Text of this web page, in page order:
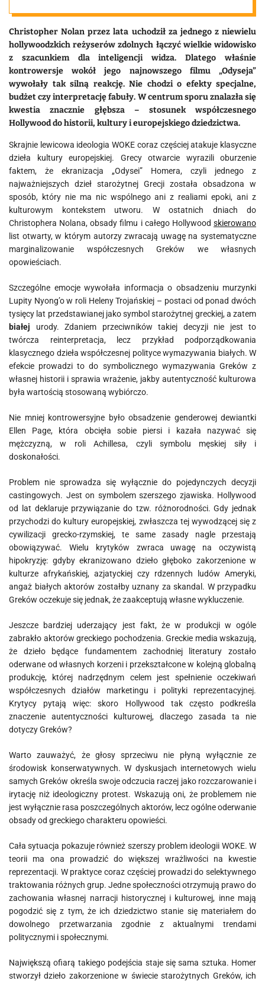
Christopher Nolan przez lata uchodził za jednego z niewielu
hollywoodzkich reżyserów zdolnych łączyć wielkie widowisko
z szacunkiem dla inteligencji widza. Dlatego właśnie
kontrowersje wokół jego najnowszego filmu „Odyseja”
wywołały tak silną reakcję. Nie chodzi o efekty specjalne,
budżet czy interpretację fabuły. W centrum sporu znalazła się
kwestia znacznie głębsza – stosunek współczesnego
Hollywood do historii, kultury i europejskiego dziedzictwa.
Skrajnie lewicowa ideologia WOKE coraz częściej atakuje klasyczne
dzieła kultury europejskiej. Grecy otwarcie wyrazili oburzenie
faktem, że ekranizacja „Odysei” Homera, czyli jednego z
najważniejszych dzieł starożytnej Grecji została obsadzona w
sposób, który nie ma nic wspólnego ani z realiami epoki, ani z
kulturowym kontekstem utworu. W ostatnich dniach do
Christophera Nolana, obsady filmu i całego Hollywood skierowano
list otwarty, w którym autorzy zwracają uwagę na systematyczne
marginalizowanie współczesnych Greków we własnych
opowieściach.
Szczególne emocje wywołała informacja o obsadzeniu murzynki
Lupity Nyong’o w roli Heleny Trojańskiej – postaci od ponad dwóch
tysięcy lat przedstawianej jako symbol starożytnej greckiej, a zatem
białej urody. Zdaniem przeciwników takiej decyzji nie jest to
twórcza reinterpretacja, lecz przykład podporządkowania
klasycznego dzieła współczesnej polityce wymazywania białych. W
efekcie prowadzi to do symbolicznego wymazywania Greków z
własnej historii i sprawia wrażenie, jakby autentyczność kulturowa
była wartością stosowaną wybiórczo.
Nie mniej kontrowersyjne było obsadzenie genderowej dewiantki
Ellen Page, która obcięła sobie piersi i kazała nazywać się
mężczyzną, w roli Achillesa, czyli symbolu męskiej siły i
doskonałości.
Problem nie sprowadza się wyłącznie do pojedynczych decyzji
castingowych. Jest on symbolem szerszego zjawiska. Hollywood
od lat deklaruje przywiązanie do tzw. różnorodności. Gdy jednak
przychodzi do kultury europejskiej, zwłaszcza tej wywodzącej się z
cywilizacji grecko-rzymskiej, te same zasady nagle przestają
obowiązywać. Wielu krytyków zwraca uwagę na oczywistą
hipokryzję: gdyby ekranizowano dzieło głęboko zakorzenione w
kulturze afrykańskiej, azjatyckiej czy rdzennych ludów Ameryki,
angaż białych aktorów zostałby uznany za skandal. W przypadku
Greków oczekuje się jednak, że zaakceptują własne wykluczenie.
Jeszcze bardziej uderzający jest fakt, że w produkcji w ogóle
zabrakło aktorów greckiego pochodzenia. Greckie media wskazują,
że dzieło będące fundamentem zachodniej literatury zostało
oderwane od własnych korzeni i przekształcone w kolejną globalną
produkcję, której nadrzędnym celem jest spełnienie oczekiwań
współczesnych działów marketingu i polityki reprezentacyjnej.
Krytycy pytają więc: skoro Hollywood tak często podkreśla
znaczenie autentyczności kulturowej, dlaczego zasada ta nie
dotyczy Greków?
Warto zauważyć, że głosy sprzeciwu nie płyną wyłącznie ze
środowisk konserwatywnych. W dyskusjach internetowych wielu
samych Greków określa swoje odczucia raczej jako rozczarowanie i
irytację niż ideologiczny protest. Wskazują oni, że problemem nie
jest wyłącznie rasa poszczególnych aktorów, lecz ogólne oderwanie
obsady od greckiego charakteru opowieści.
Cała sytuacja pokazuje również szerszy problem ideologii WOKE. W
teorii ma ona prowadzić do większej wrażliwości na kwestie
reprezentacji. W praktyce coraz częściej prowadzi do selektywnego
traktowania różnych grup. Jedne społeczności otrzymują prawo do
zachowania własnej narracji historycznej i kulturowej, inne mają
pogodzić się z tym, że ich dziedzictwo stanie się materiałem do
dowolnego przetwarzania zgodnie z aktualnymi trendami
politycznymi i społecznymi.
Największą ofiarą takiego podejścia staje się sama sztuka. Homer
stworzył dzieło zakorzenione w świecie starożytnych Greków, ich